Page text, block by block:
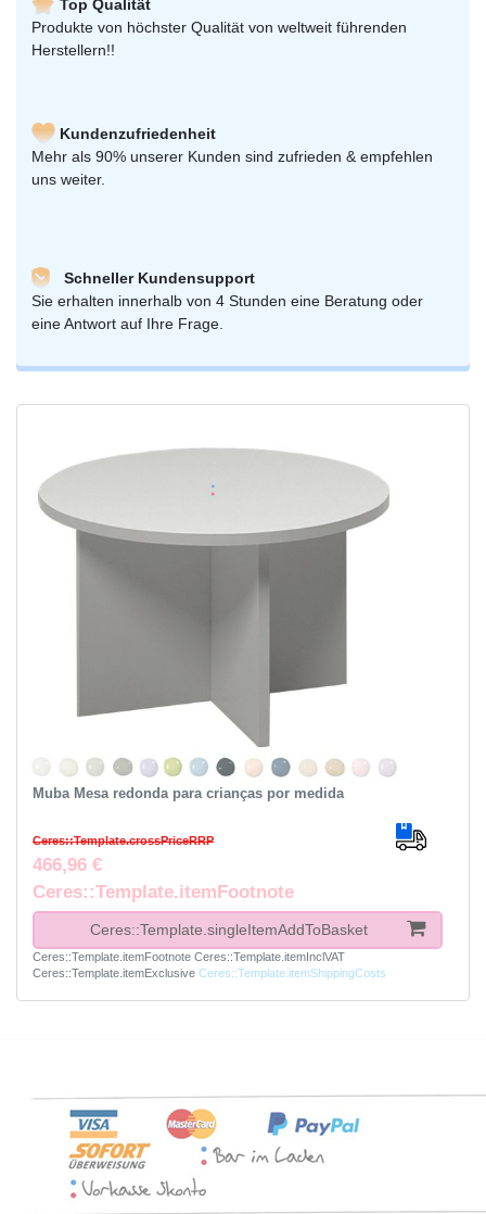
Top Qualität
Produkte von höchster Qualität von weltweit führenden
Herstellern!!
Kundenzufriedenheit
Mehr als 90% unserer Kunden sind zufrieden & empfehlen
uns weiter.
Schneller Kundensupport
Sie erhalten innerhalb von 4 Stunden eine Beratung oder
eine Antwort auf Ihre Frage.
Muba Mesa redonda para crianças por medida
Ceres::Template.crossPriceRRP
466,96 €
Ceres::Template.itemFootnote
Ceres::Template.singleItemAddToBasket
Ceres::Template.itemFootnote Ceres::Template.itemInclVAT
Ceres::Template.itemExclusive Ceres::Template.itemShippingCosts